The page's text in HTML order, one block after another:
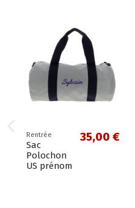
Rentrée
Sac
Polochon
US prénom
35,00 €